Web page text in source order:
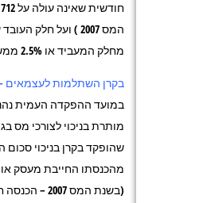
מחלק המעביד או 2.5% ממשכורת זו).
בקרן השתלמות לעצמאים
במועד ההפקדה העמית
מותרת בניכוי לצורכי מס
מהכנסתו החייבת מעסק
(בשנת המס